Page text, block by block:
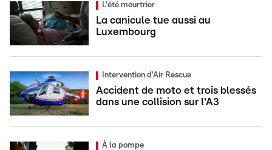
L'été meurtrier
La canicule tue aussi au
Luxembourg
Intervention d'Air Rescue
Accident de moto et trois blessés
dans une collision sur l'A3
À la pompe